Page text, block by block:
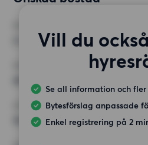
Vill du
Se all information och fler
Bytesförslag anpassade
Enkel registrering på 2
MINST ANTAL KVADRATMETER
HÖGSTA HYRA
10 000 kr